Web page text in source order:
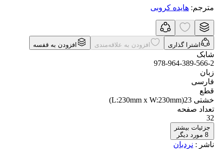
مترجم: هایده کروبی
اشترا گذاری افزودن به علاقه‌مندی افزودن به قفسه
شابک
978-964-389-566-2
زبان
فارسی
قطع
خشتی 23(L:230mm x W:230mm)
تعداد صفحه
32
جزئیات بیشتر
8 مورد دیگر
ناشر : نردبان